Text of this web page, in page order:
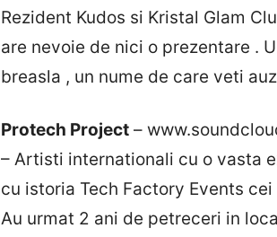
Rezident Kudos si Kristal Glam
are nevoie de nici o prezentare .
breasla , un nume de care veti
Protech Project –
– Artisti internationali cu o vasta
cu istoria Tech Factory Events
Au urmat 2 ani de petreceri in